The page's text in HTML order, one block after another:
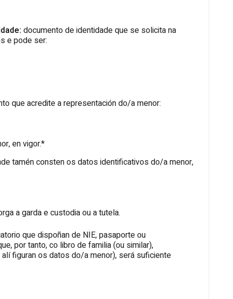
documento de identidade que se solicita na
e pode ser:
que acredite a representación do/a menor:
en vigor.*
tamén consten os datos identificativos do/a menor,
a garda e custodia ou a tutela.
que dispoñan de NIE, pasaporte ou
por tanto, co libro de familia (ou similar),
figuran os datos do/a menor), será suficiente